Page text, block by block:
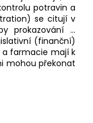
potravin a
se citují v
prokazování ...
(finanční)
a farmacie mají k
mohou překonat